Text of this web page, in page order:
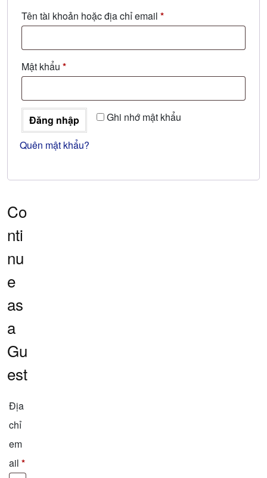
Tên tài khoản hoặc địa chỉ email *Bắt
Mật khẩu *Bắt
Ghi nhớ mật khẩu
Đăng nhập
Quên mật khẩu?
Co
nti
nu
e
as
a
Gu
est
Địa
chỉ
em
ail *